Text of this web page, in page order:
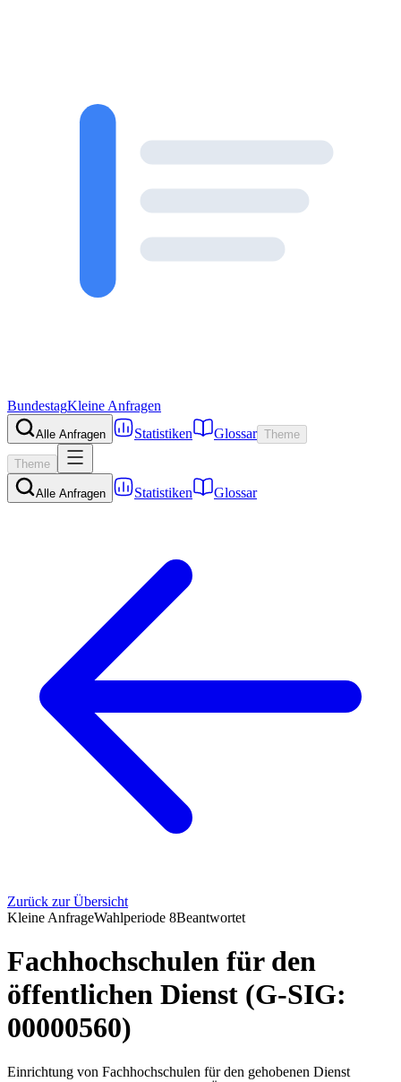
BundestagKleine Anfragen
Alle Anfragen Statistiken Glossar Theme
Theme
Alle Anfragen Statistiken Glossar
Zurück zur Übersicht
Kleine AnfrageWahlperiode 8Beantwortet
Fachhochschulen für den
öffentlichen Dienst (G-SIG:
00000560)
Einrichtung von Fachhochschulen für den gehobenen Dienst